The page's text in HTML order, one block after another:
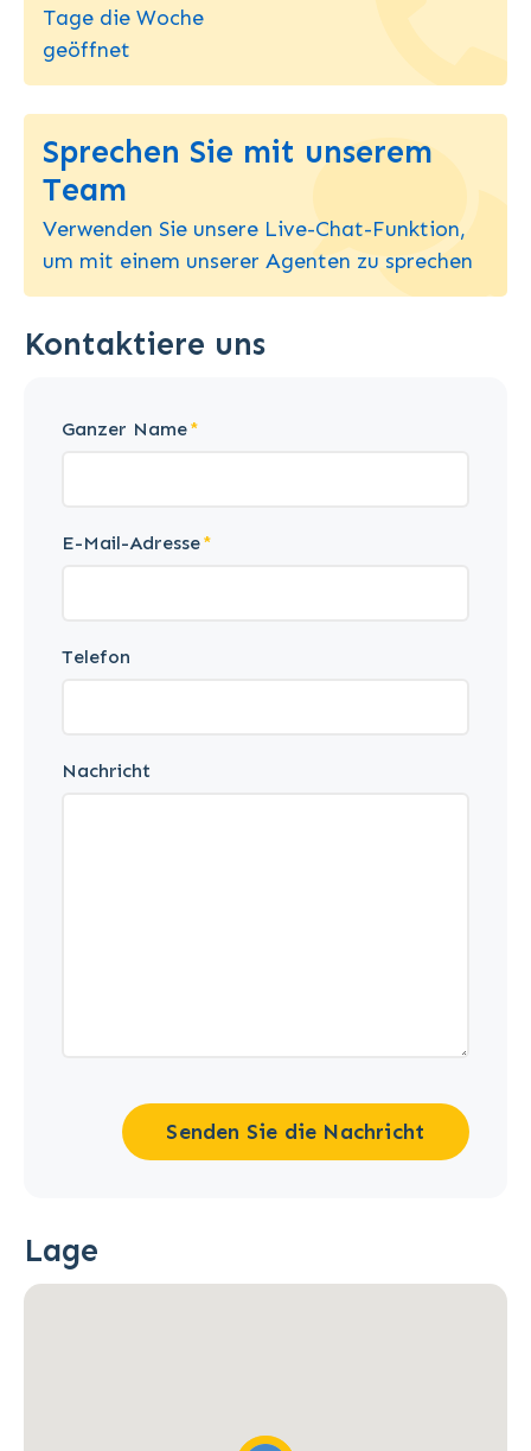
Tage die Woche
geöffnet
Sprechen Sie mit unserem
Team
Verwenden Sie unsere Live-Chat-Funktion,
um mit einem unserer Agenten zu sprechen
Kontaktiere uns
Ganzer Name
E-Mail-Adresse
Telefon
Nachricht
Senden Sie die Nachricht
Lage